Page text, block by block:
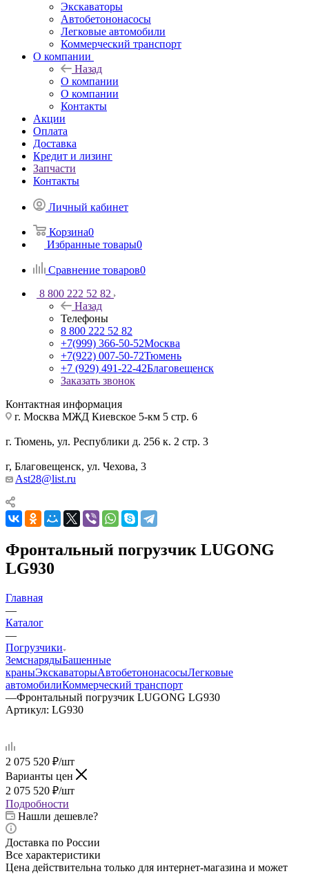
Экскаваторы
Автобетононасосы
Легковые автомобили
Коммерческий транспорт
О компании
Назад
О компании
О компании
Контакты
Акции
Оплата
Доставка
Кредит и лизинг
Запчасти
Контакты
Личный кабинет
Корзина0
Избранные товары0
Сравнение товаров0
8 800 222 52 82
Назад
Телефоны
8 800 222 52 82
+7(999) 366-50-52Москва
+7(922) 007-50-72Тюмень
+7 (929) 491-22-42Благовещенск
Заказать звонок
Контактная информация
г. Москва МЖД Киевское 5-км 5 стр. 6
г. Тюмень, ул. Республики д. 256 к. 2 стр. 3
г, Благовещенск, ул. Чехова, 3
Ast28@list.ru
Фронтальный погрузчик LUGONG
LG930
Главная
—
Каталог
—
Погрузчики
ЗемснарядыБашенные
краныЭкскаваторыАвтобетононасосыЛегковые
автомобилиКоммерческий транспорт
—Фронтальный погрузчик LUGONG LG930
Артикул: LG930
2 075 520 ₽/шт
Варианты цен
2 075 520 ₽/шт
Подробности
Нашли дешевле?
Доставка по России
Все характеристики
Цена действительна только для интернет-магазина и может